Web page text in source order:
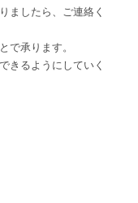
ましたら、ご連絡く
で承ります。
きるようにしていく